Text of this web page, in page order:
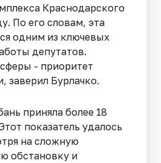
Краснодарского
По его словам, эта
одним из ключевых
депутатов.
- приоритет
заверил Бурлачко.
приняла более 18
показатель удалось
на сложную
обстановку и